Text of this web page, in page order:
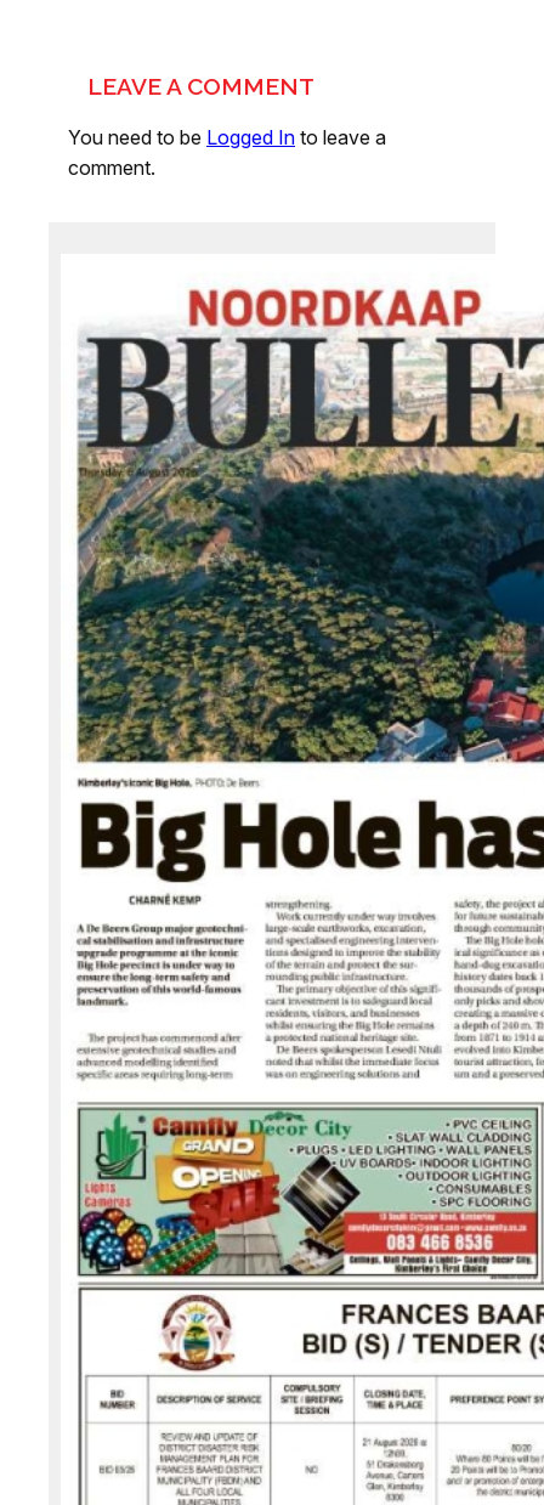
LEAVE A COMMENT
You need to be Logged In to leave a
comment.